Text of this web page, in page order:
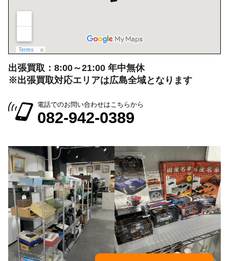
出張買取：8:00～21:00 年中無休
※出張買取対応エリアは広島全域となります
電話でのお問い合わせはこちらから
082-942-0389